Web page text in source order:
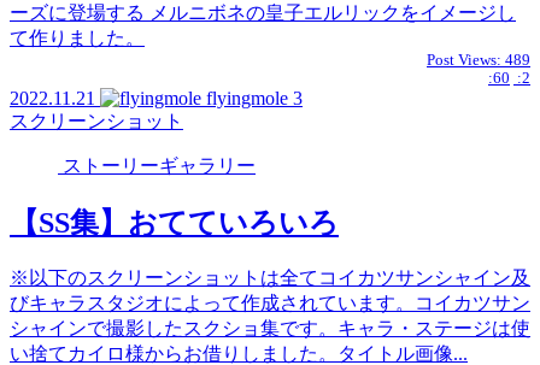
ーズに登場する メルニボネの皇子エルリックをイメージし
て作りました。
Post Views: 489
:60 :2
2022.11.21 flyingmole 3
スクリーンショット
ストーリーギャラリー
【SS集】おてていろいろ
※以下のスクリーンショットは全てコイカツサンシャイン及
びキャラスタジオによって作成されています。コイカツサン
シャインで撮影したスクショ集です。キャラ・ステージは使
い捨てカイロ様からお借りしました。タイトル画像...